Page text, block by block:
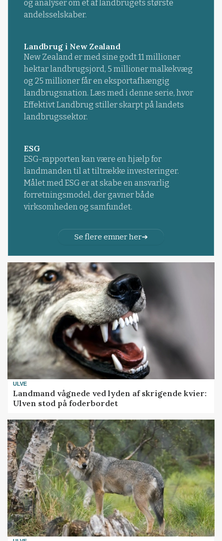
og analyser om et af landbrugets største
andelsselskaber.
Landbrug i New Zealand
New Zealand er med sine godt 11 millioner
hektar landbrugsjord, 5 millioner malkekvæg
og 25 millioner får en eksportafhængig
landbrugsnation. Læs med i denne serie, hvor
Effektivt Landbrug stiller skarpt på landets
landbrugssektor.
ESG
ESG-rapporten kan være en hjælp for
landmanden til at tiltrække investeringer.
Målet med ESG er at skabe en ansvarlig
forretningsmodel, der gavner både
virksomheden og samfundet.
Se flere emner her
ULVE
Landmand vågnede ved lyden af skrigende kvier:
Ulven stod på foderbordet